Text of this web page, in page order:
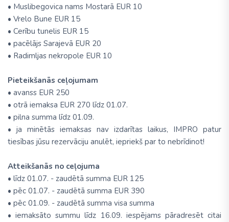
• Muslibegovica nams Mostarā EUR 10
• Vrelo Bune EUR 15
• Cerību tunelis EUR 15
• pacēlājs Sarajevā EUR 20
• Radimljas nekropole EUR 10
Pieteikšanās ceļojumam
• avanss EUR 250
• otrā iemaksa EUR 270 līdz 01.07.
• pilna summa līdz 01.09.
• ja minētās iemaksas nav izdarītas laikus, IMPRO patur
tiesības jūsu rezervāciju anulēt, iepriekš par to nebrīdinot!
Atteikšanās no ceļojuma
• līdz 01.07. - zaudētā summa EUR 125
• pēc 01.07. - zaudētā summa EUR 390
• pēc 01.09. - zaudētā summa visa summa
• iemaksāto summu līdz 16.09. iespējams pāradresēt citai